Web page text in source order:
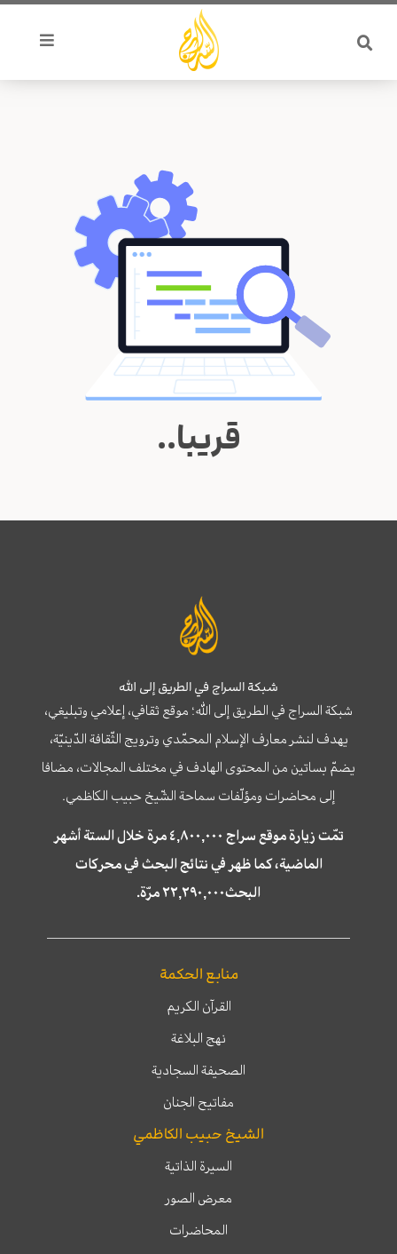
تخطي
المحتوى
قريبا..
شبكة السراج في الطريق إلى الله
شبكة السراج في الطريق إلى الله؛ موقع ثقافي، إعلامي وتبليغي،
يهدف لنشر معارف الإسلام المحمّدي وترويج الثّقافة الدّينيّة،
يضمّ بساتين من المحتوى الهادف في مختلف المجالات، مضافا
إلى محاضرات ومؤلّفات سماحة الشّيخ حبيب الكاظمي.
تمّت زيارة موقع سراج ٤,٨٠٠,٠٠٠ مرة خلال الستة أشهر
الماضية، كما ظهر في نتائج البحث في محركات
البحث٢٢,٢٩٠,٠٠٠ مرّة.
منابع الحكمة
القرآن الكريم
نهج البلاغة
الصحيفة السجادية
مفاتيح الجنان
الشيخ حبيب الكاظمي
السيرة الذاتية
معرض الصور
المحاضرات